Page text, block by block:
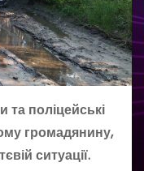
та поліцейські
громадянину,
ситуації.